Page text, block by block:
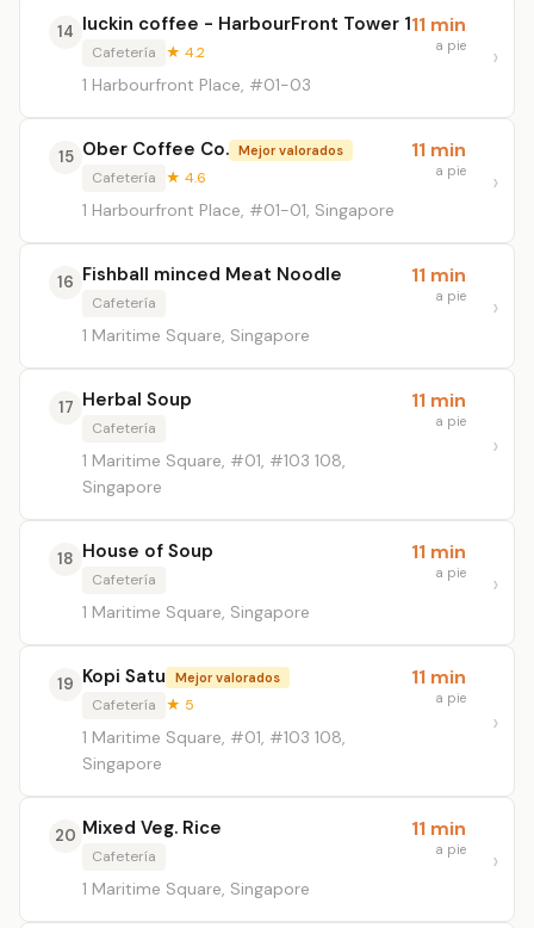
14 luckin coffee - HarbourFront Tower 1
Cafetería ★ 4.2
1 Harbourfront Place, #01-03
11 min
a pie
15 Ober Coffee Co. Mejor valorados
Cafetería ★ 4.6
1 Harbourfront Place, #01-01, Singapore
11 min
a pie
16 Fishball minced Meat Noodle
Cafetería
1 Maritime Square, Singapore
11 min
a pie
17 Herbal Soup
Cafetería
1 Maritime Square, #01, #103 108,
Singapore
11 min
a pie
18 House of Soup
Cafetería
1 Maritime Square, Singapore
11 min
a pie
19 Kopi Satu Mejor valorados
Cafetería ★ 5
1 Maritime Square, #01, #103 108,
Singapore
11 min
a pie
20 Mixed Veg. Rice
Cafetería
1 Maritime Square, Singapore
11 min
a pie